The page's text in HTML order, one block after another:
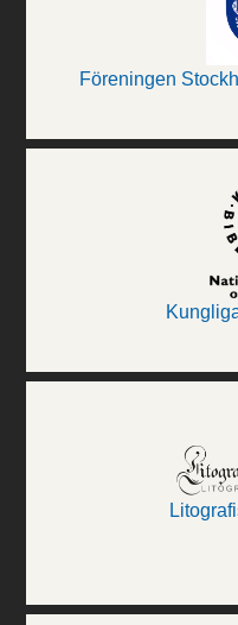
Föreningen